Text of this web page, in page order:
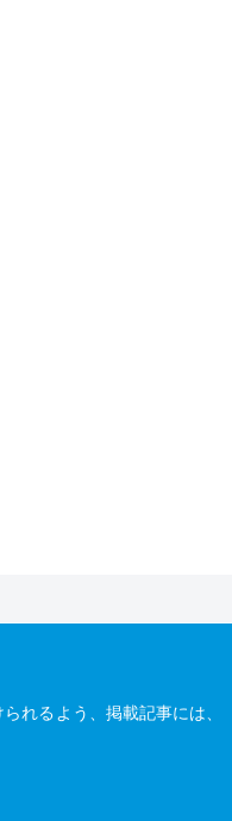
れるよう、掲載記事には、